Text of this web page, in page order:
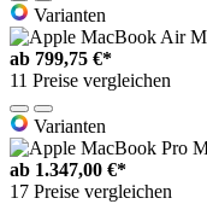
Varianten
ab 799,75 €*
11 Preise vergleichen
Varianten
ab 1.347,00 €*
17 Preise vergleichen